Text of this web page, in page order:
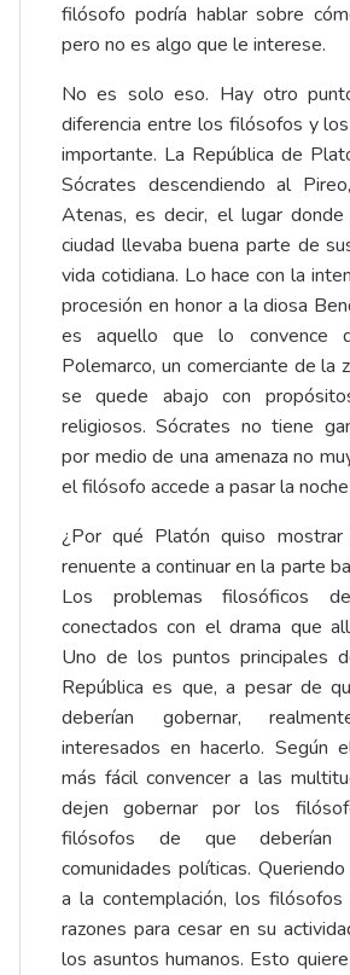
filósofo podría hablar sobre
pero no es algo que le interese.
No es solo eso. Hay otro
diferencia entre los filósofos y
importante. La República de
Sócrates descendiendo al
Atenas, es decir, el lugar
ciudad llevaba buena parte de
vida cotidiana. Lo hace con la
procesión en honor a la diosa
es aquello que lo convence
Polemarco, un comerciante de la
se quede abajo con
religiosos. Sócrates no tiene
por medio de una amenaza no
el filósofo accede a pasar la
¿Por qué Platón quiso
renuente a continuar en la parte
Los problemas filosóficos
conectados con el drama que
Uno de los puntos principales
República es que, a pesar de
deberían gobernar,
interesados en hacerlo. Según
más fácil convencer a las
dejen gobernar por los
filósofos de que deberían
comunidades políticas.
a la contemplación, los filósofos
razones para cesar en su
los asuntos humanos. Esto